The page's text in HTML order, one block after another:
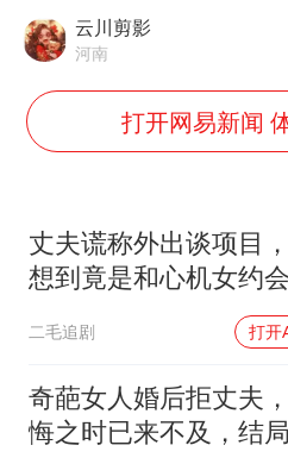
挡“张雪
中国第
云川剪影
河南
打开网易新闻
丈夫谎称外出谈项目
想到竟是和心机女约
二毛追剧 打开
奇葩女人婚后拒丈夫
悔之时已来不及，结